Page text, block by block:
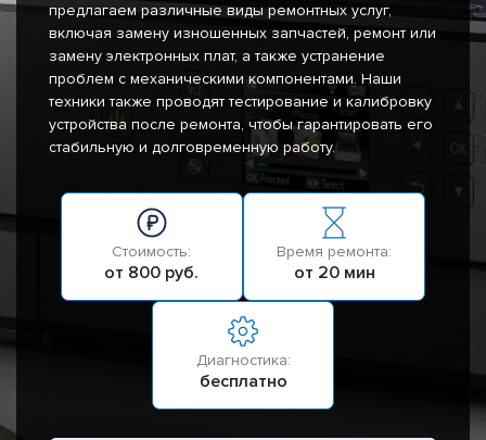
предлагаем различные виды ремонтных услуг,
включая замену изношенных запчастей, ремонт или
замену электронных плат, а также устранение
проблем с механическими компонентами. Наши
техники также проводят тестирование и калибровку
устройства после ремонта, чтобы гарантировать его
стабильную и долговременную работу.
Стоимость:
от 800 руб.
Время ремонта:
от 20 мин
Диагностика:
бесплатно